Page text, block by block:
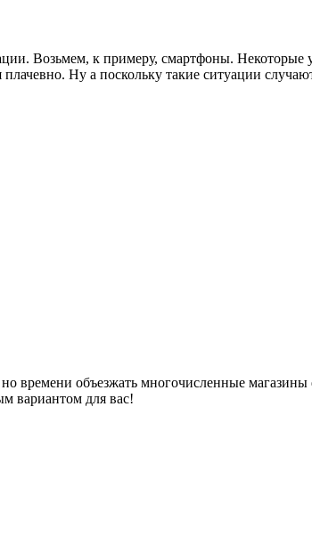
Возьмем, к примеру, смартфоны. Некоторые
Ну а поскольку такие ситуации
объезжать многочисленные магазины
вариантом для вас!